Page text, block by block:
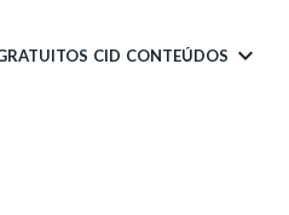
CID CONTEÚDOS